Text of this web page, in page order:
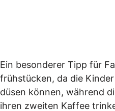
Ein besonderer Tipp für
frühstücken, da die
düsen können, während
ihren zweiten Kaffee